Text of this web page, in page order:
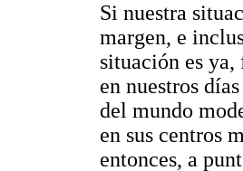
Si nuestra
margen, e
situación es
en nuestros
del mundo
en sus centros
entonces, a